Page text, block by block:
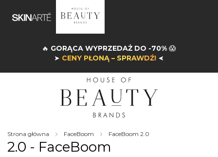
🔥 GORĄCA WYPRZEDAŻ DO -70% 😱
➤ CENY PŁONĄ – SPRAWDŹ! ➤
Strona główna FaceBoom FaceBoom 2.0
2.0 - FaceBoom